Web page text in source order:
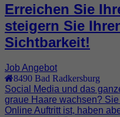
Erreichen Sie
steigern Sie
Sichtbarkeit!
Job Angebot
8490 Bad Radkersburg
Social Media und das
graue Haare wachsen?
Online Auftritt ist, haben